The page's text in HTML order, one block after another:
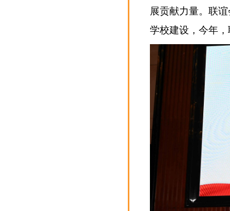
展贡献力量。联
学校建设，今年